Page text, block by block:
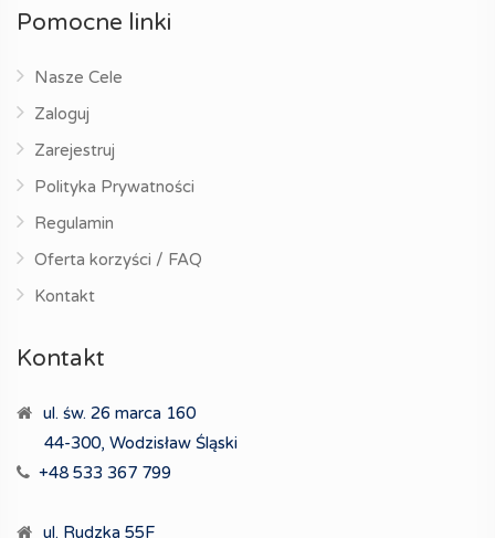
Pomocne linki
Nasze Cele
Zaloguj
Zarejestruj
Polityka Prywatności
Regulamin
Oferta korzyści / FAQ
Kontakt
Kontakt
ul. św. 26 marca 160
44-300, Wodzisław Śląski
+48 533 367 799
ul. Rudzka 55F